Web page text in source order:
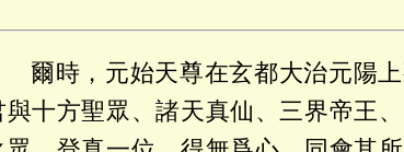
爾時，元始天尊在玄都大治元陽
與十方聖眾、諸天真仙、三界帝王